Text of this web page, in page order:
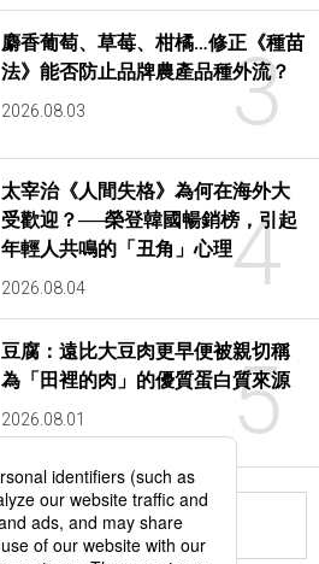
3
麝香葡萄、草莓、柑橘…修正《種苗
法》能否防止品牌農產品種外流？
2026.08.03
4
太宰治《人間失格》為何在海外大
受歡迎？──榮登韓國暢銷榜，引起
年輕人共鳴的「丑角」心理
2026.08.04
5
豆腐：遠比大豆肉更早便被親切稱
為「田裡的肉」的優質蛋白質來源
2026.08.01
更多